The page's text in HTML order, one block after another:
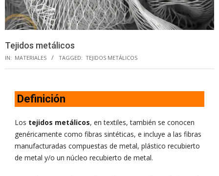
Tejidos metálicos
IN: MATERIALES TAGGED: TEJIDOS METÁLICOS
Definición
Los tejidos metálicos, en textiles, también se conocen
genéricamente como fibras sintéticas, e incluye a las fibras
manufacturadas compuestas de metal, plástico recubierto
de metal y/o un núcleo recubierto de metal.